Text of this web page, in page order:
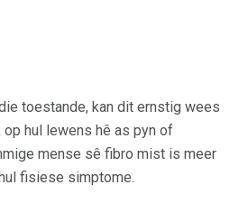
toestande, kan dit ernstig wees
hul lewens hê as pyn of
mense sê fibro mist is meer
fisiese simptome.